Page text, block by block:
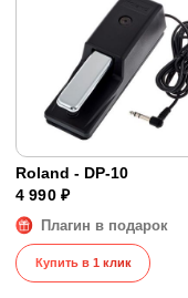
Roland - DP-10
4 990 ₽
Плагин в подарок
Купить в 1 клик